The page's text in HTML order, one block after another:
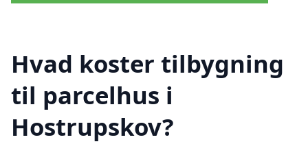
Hvad koster tilbygning
til parcelhus i
Hostrupskov?